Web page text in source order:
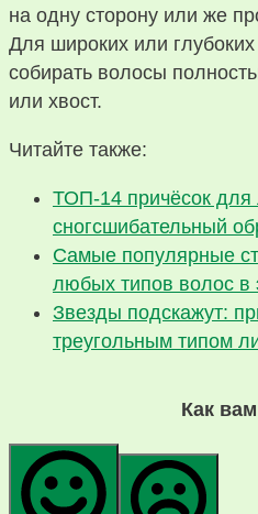
на одну сторону или же
Для широких или
собирать волосы
или хвост.
Читайте также:
ТОП-14 причёсок для
сногсшибательный
Самые популярные
любых типов волос
Звезды подскажут:
треугольным типом
Как